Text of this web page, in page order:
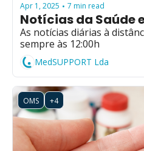
Apr 1, 2025 • 7 min read
Notícias da Saúde
As notícias diárias à
sempre às 12:00h
MedSUPPORT Lda
OMS +4